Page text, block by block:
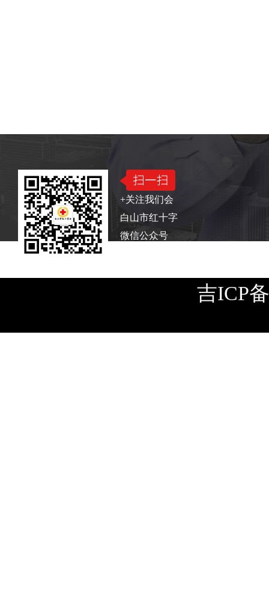
+关注我们会
白山市红十字
微信公众号
吉ICP